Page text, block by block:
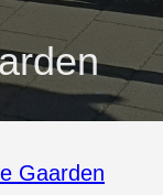
Gaarden